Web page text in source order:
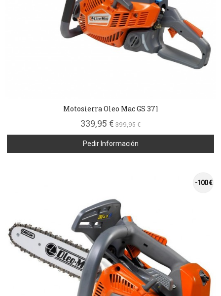
Motosierra Oleo Mac GS 371
339,95 € 399,95 €
Pedir Información
-100 €